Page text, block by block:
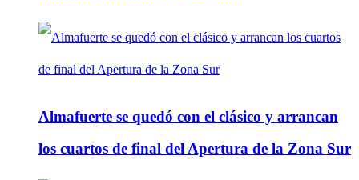
Almafuerte se quedó con el clásico y arrancan
los cuartos de final del Apertura de la Zona Sur